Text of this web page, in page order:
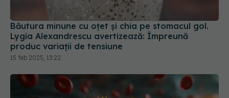
Băutura minune cu oțet și chia pe stomacul gol.
Lygia Alexandrescu avertizează: Împreună
produc variații de tensiune
15 feb 2025, 13:22